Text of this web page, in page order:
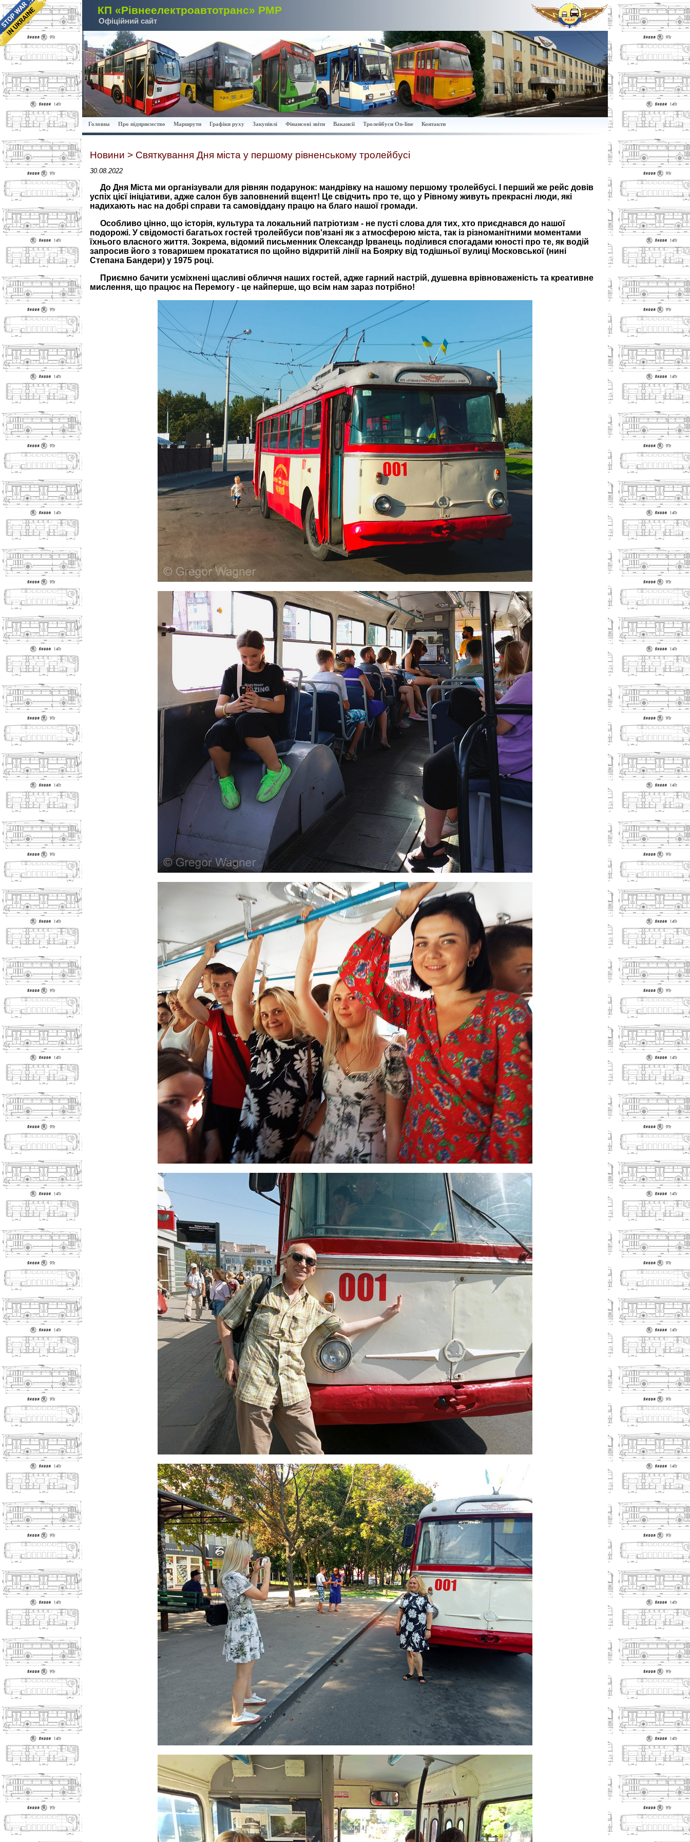
КП «Рівнеелектроавтотранс» РМР
Офіційний сайт
Головна Про підприємство Маршрути Графіки руху Закупівлі Фінансові звіти Вакансії Тролейбуси On-line Контакти
Новини > Святкування Дня міста у першому рівненському тролейбусі
30.08.2022
До Дня Міста ми організували для рівнян подарунок: мандрівку на нашому першому тролейбусі. І перший же рейс довів
успіх цієї ініціативи, адже салон був заповнений вщент! Це свідчить про те, що у Рівному живуть прекрасні люди, які
надихають нас на добрі справи та самовіддану працю на благо нашої громади.
Особливо цінно, що історія, культура та локальний патріотизм - не пусті слова для тих, хто приєднався до нашої
подорожі. У свідомості багатьох гостей тролейбуси пов'язані як з атмосферою міста, так із різноманітними моментами
їхнього власного життя. Зокрема, відомий письменник Олександр Ірванець поділився спогадами юності про те, як водій
запросив його з товаришем прокататися по щойно відкритій лінії на Боярку від тодішньої вулиці Московської (нині
Степана Бандери) у 1975 році.
Приємно бачити усміхнені щасливі обличчя наших гостей, адже гарний настрій, душевна врівноваженість та креативне
мислення, що працює на Перемогу - це найперше, що всім нам зараз потрібно!